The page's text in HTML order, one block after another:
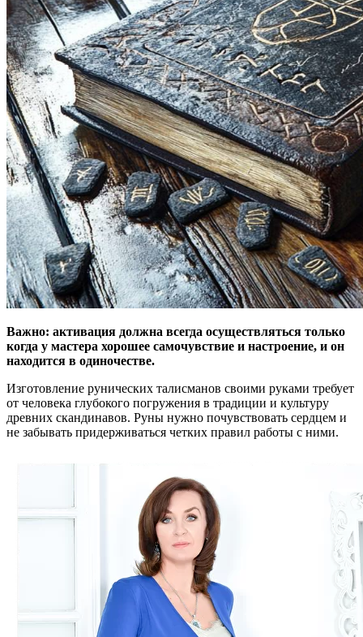
Важно: активация должна всегда осуществляться только
когда у мастера хорошее самочувствие и настроение, и он
находится в одиночестве.
Изготовление рунических талисманов своими руками требует
от человека глубокого погружения в традиции и культуру
древних скандинавов. Руны нужно почувствовать сердцем и
не забывать придерживаться четких правил работы с ними.